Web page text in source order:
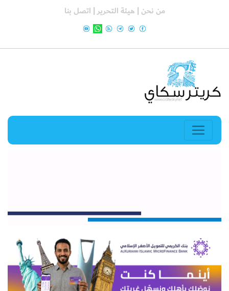
من نحن | هيئة التحرير | اتصل بنا